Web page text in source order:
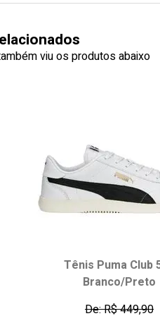
viu os produtos abaixo
Tênis Puma Club
Branco/Preto
De: R$ 449,90